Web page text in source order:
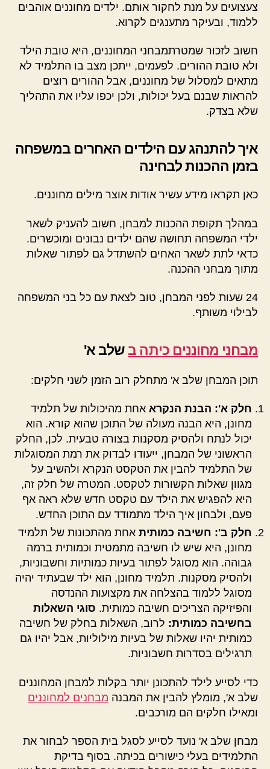
צעצועים על מנת לחקור אותם. ילדים מחוננים אוהבים
ללמוד, ובעיקר מתענגים לקרוא.
חשוב לזכור שמטרתמבחני המחוננים, היא טובת הילד
ולא טובת ההורים. לפעמים, ייתכן מצב בו התלמיד לא
מתאים למסלול של מחוננים, אבל ההורים רוצים
להראות שבנם בעל יכולות, ולכן יכפו עליו את התהליך
שלא בצדק.
איך להתנהג עם הילדים האחרים במשפחה
בזמן ההכנות לבחינה
כאן תקראו מידע עשיר אודות אוצר מילים מחוננים.
במהלך תקופת ההכנות למבחן, חשוב להעניק לשאר
ילדי המשפחה תחושה שהם ילדים נבונים ומוכשרים.
כדאי לתת לשאר האחים להשתדל גם לפתור שאלות
מתוך מבחני ההכנה.
24 שעות לפני המבחן, טוב לצאת עם כל בני המשפחה
לבילוי משותף.
מבחני מחוננים כיתה ב שלב א'
תוכן המבחן שלב א' מתחלק רוב הזמן לשני חלקים:
חלק א': הבנת הנקרא אחת מהיכולות של תלמיד
מחונן, היא הבנה מעולה של התוכן שהוא קורא. הוא
יכול לנתח ולהסיק מסקנות בצורה טבעית. לכן, החלק
הראשוני של המבחן, ייעודו לבדוק את רמת המסוגלות
של התלמיד להבין את הטקסט הנקרא ולהשיב על
מגוון שאלות הקשורות לטקסט. המטרה של חלק זה,
היא להפגיש את הילד עם טקסט חדש שלא ראה אף
פעם, ולבחון איך הילד מתמודד עם התוכן החדש.
חלק ב': חשיבה כמותית אחת מהתכונות של תלמיד
מחונן, היא שיש לו חשיבה מתמטית וכמותית ברמה
גבוהה. הוא מסוגל לפתור בעיות כמותיות וחשבוניות,
ולהסיק מסקנות. תלמיד מחונן, הוא ילד שבעתיד יהיה
מסוגל ללמוד בהצלחה את מקצועות ההנדסה
והפיזיקה הצריכים חשיבה כמותית. סוגי השאלות
בחשיבה כמותית: לרוב, השאלות בחלק של חשיבה
כמותית יהיו שאלות של בעיות מילוליות, אבל יהיו גם
תרגילים בסדרות חשבוניות.
כדי לסייע לילד להתכונן יותר בקלות למבחן המחוננים
שלב א', מומלץ להבין את המבנה מבחנים למחוננים
ומאילו חלקים הם מורכבים.
מבחן שלב א' נועד לסייע לסגל בית הספר לבחור את
התלמידים בעלי כישורים בכיתה. בסוף בדיקת